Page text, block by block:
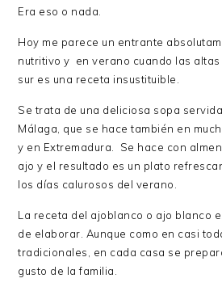
Era eso o nada.
Hoy me parece un entrante
nutritivo y en verano cuando las
sur es una receta insustituible.
Se trata de una deliciosa sopa
Málaga, que se hace también en
y en Extremadura. Se hace con
ajo y el resultado es un plato
los días calurosos del verano.
La receta del ajoblanco o ajo blanco
de elaborar. Aunque como en casi
tradicionales, en cada casa se
gusto de la familia.